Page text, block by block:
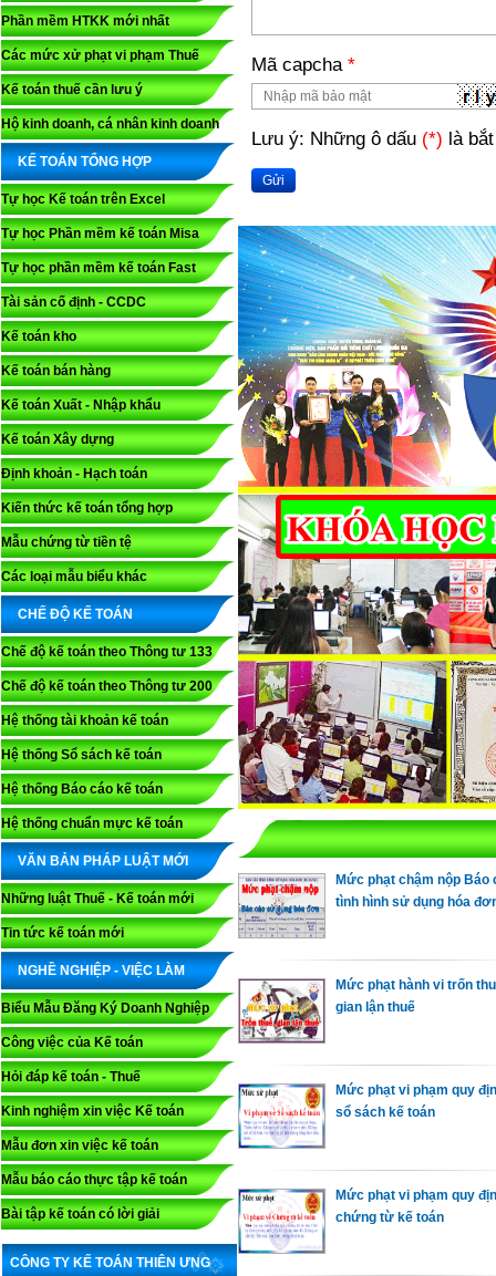
Phần mềm HTKK mới nhất
Các mức xử phạt vi phạm Thuế
Kế toán thuế cần lưu ý
Hộ kinh doanh, cá nhân kinh doanh
KẾ TOÁN TỔNG HỢP
Tự học Kế toán trên Excel
Tự học Phần mềm kế toán Misa
Tự học phần mềm kế toán Fast
Tài sản cố định - CCDC
Kế toán kho
Kế toán bán hàng
Kế toán Xuất - Nhập khẩu
Kế toán Xây dựng
Định khoản - Hạch toán
Kiến thức kế toán tổng hợp
Mẫu chứng từ tiền tệ
Các loại mẫu biểu khác
CHẾ ĐỘ KẾ TOÁN
Chế độ kế toán theo Thông tư 133
Chế độ kế toán theo Thông tư 200
Hệ thống tài khoản kế toán
Hệ thống Sổ sách kế toán
Hệ thống Báo cáo kế toán
Hệ thống chuẩn mực kế toán
VĂN BẢN PHÁP LUẬT MỚI
Những luật Thuế - Kế toán mới
Tin tức kế toán mới
NGHỀ NGHIỆP - VIỆC LÀM
Biểu Mẫu Đăng Ký Doanh Nghiệp
Công việc của Kế toán
Hỏi đáp kế toán - Thuế
Kinh nghiệm xin việc Kế toán
Mẫu đơn xin việc kế toán
Mẫu báo cáo thực tập kế toán
Bài tập kế toán có lời giải
CÔNG TY KẾ TOÁN THIÊN ƯNG
Mã capcha *
Lưu ý: Những ô dấu (*) là
Gửi
Mức phạt chậm nộp Báo
tình hình sử dụng hóa
Mức phạt hành vi trốn
gian lận thuế
Mức phạt vi phạm quy
sổ sách kế toán
Mức phạt vi phạm quy
chứng từ kế toán